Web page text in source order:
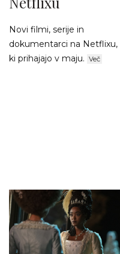
Novi filmi, serije in
dokumentarci na Netflixu,
ki prihajajo v maju. Več